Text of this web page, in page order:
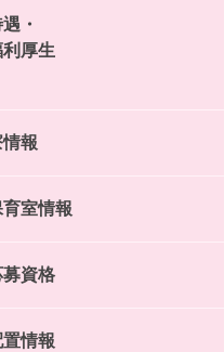
・
厚生
報
育室情報
募資格
情報